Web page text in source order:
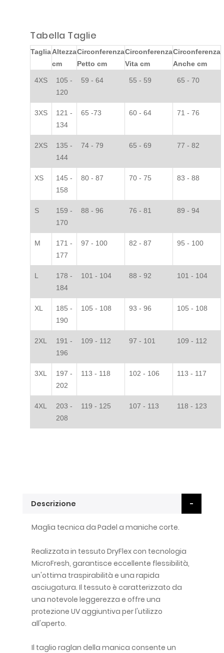
Tabella Taglie
TagliaAltezza
cm
Circonferenza
Petto cm
Circonferenza
Vita cm
Circonferenza
Anche cm
4XS
105 -
120
59 - 64 55 - 59 65 - 70
3XS
121 -
134
65 -73 60 - 64 71 - 76
2XS
135 -
144
74 - 79 65 - 69 77 - 82
XS
145 -
158
80 - 87 70 - 75 83 - 88
S
159 -
170
88 - 96 76 - 81 89 - 94
M
171 -
177
97 - 100 82 - 87 95 - 100
L
178 -
184
101 - 104 88 - 92 101 - 104
XL
185 -
190
105 - 108 93 - 96 105 - 108
2XL
191 -
196
109 - 112 97 - 101 109 - 112
3XL
197 -
202
113 - 118 102 - 106 113 - 117
4XL
203 -
208
119 - 125 107 - 113 118 - 123
Descrizione
Maglia tecnica da Padel a maniche corte.
Realizzata in tessuto DryFlex con tecnologia
MicroFresh, garantisce eccellente flessibilità,
un'ottima traspirabilità e una rapida
asciugatura. Il tessuto è caratterizzato da
una notevole leggerezza e offre una
protezione UV aggiuntiva per l'utilizzo
all'aperto.
Il taglio raglan della manica consente un